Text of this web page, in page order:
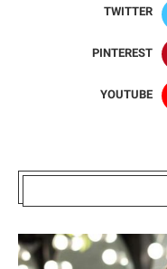
TWITTER
PINTEREST
YOUTUBE